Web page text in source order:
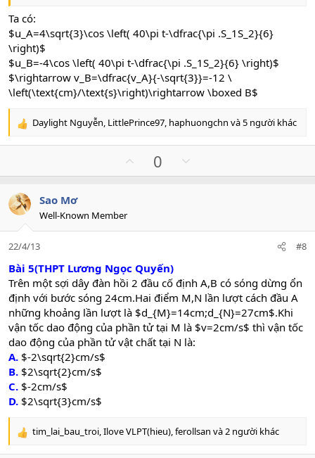
$-12$cm/s
C.$-12\sqrt{3}$cm/s
D.$4\sqrt{3}$ cm/s
Ta có:
$u_A=4\sqrt{3}\cos \left( 40\pi t-\dfrac{\pi .S_1S_2}{6}
\right)$
$u_B=-4\cos \left( 40\pi t-\dfrac{\pi .S_1S_2}{6} \right)$
$\rightarrow v_B=\dfrac{v_A}{-\sqrt{3}}=-12 \
\left(\text{cm}/\text{s}\right)\rightarrow \boxed B$
R
t
i
o
n
s
:
Daylight Nguyễn, LittlePrince97, haphuongchn và 5 người khác
p
e
0
o
o
Sao Mơ
Well-Known Member
22/4/13 #8
Bài 5(THPT Lương Ngọc Quyến)
Trên một sợi dây đàn hồi 2 đầu cố định A,B có sóng dừng ổn
định với bước sóng 24cm.Hai điểm M,N lần lượt cách đầu A
những khoảng lần lượt là $d_{M}=14cm;d_{N}=27cm$.Khi
vận tốc dao động của phần tử tại M là $v=2cm/s$ thì vận tốc
dao động của phần tử vật chất tại N là:
A. $-2\sqrt{2}cm/s$
B. $2\sqrt{2}cm/s$
C. $-2cm/s$
D. $2\sqrt{3}cm/s$
R
tim_lai_bau_troi,Ilove VLPT(hieu),ferollsan và 2 người khác